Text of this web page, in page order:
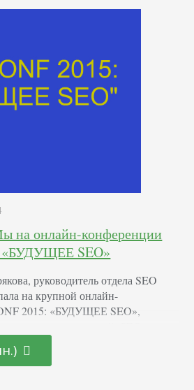
на онлайн-конференции
«БУДУЩЕЕ SEO»
руководитель отдела SEO
на крупной онлайн-
2015: «БУДУЩЕЕ SEO»,
маркетологов и владельцев
Онлайн-мероприятие длилось